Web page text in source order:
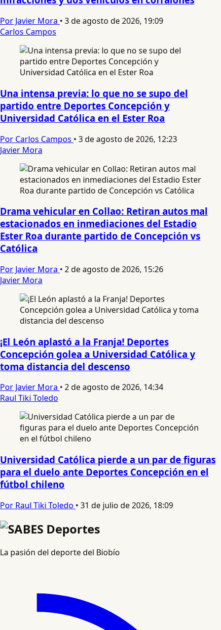
Por Javier Mora • 3 de agosto de 2026, 19:09
Carlos Campos
Una intensa previa: lo que no se supo del
partido entre Deportes Concepción y
Universidad Católica en el Ester Roa
Por Carlos Campos • 3 de agosto de 2026, 12:23
Javier Mora
Drama vehicular en Collao: Retiran autos mal
estacionados en inmediaciones del Estadio
Ester Roa durante partido de Concepción vs
Católica
Por Javier Mora • 2 de agosto de 2026, 15:26
Javier Mora
¡El León aplastó a la Franja! Deportes
Concepción golea a Universidad Católica y
toma distancia del descenso
Por Javier Mora • 2 de agosto de 2026, 14:34
Raul Tiki Toledo
Universidad Católica pierde a un par de figuras
para el duelo ante Deportes Concepción en el
fútbol chileno
Por Raul Tiki Toledo • 31 de julio de 2026, 18:09
La pasión del deporte del Biobío